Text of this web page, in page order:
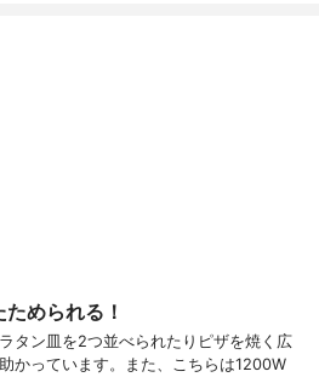
められる！
タン皿を2つ並べられたりピザを焼く広
かっています。また、こちらは1200W